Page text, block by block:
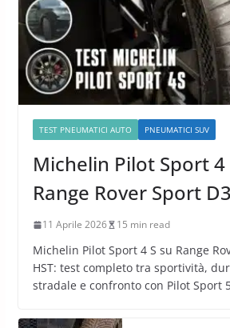
TEST PNEUMATICI AUTO PNEUMATICI SUV
Michelin Pilot Sport 4
Range Rover Sport
11 Aprile 2026 15 min read
Michelin Pilot Sport 4 S su Range
HST: test completo tra sportività,
stradale e confronto con Pilot Sport